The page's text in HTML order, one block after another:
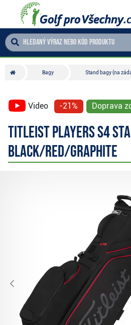
Bagy Stand bagy (na
Video -21% Doprava
Titleist Players S4
black/red/graphite